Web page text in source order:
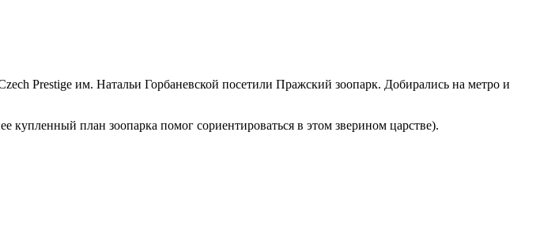
Prestige им. Натальи Горбаневской посетили Пражский зоопарк. Добирались на метро и
план зоопарка помог сориентироваться в этом зверином царстве).